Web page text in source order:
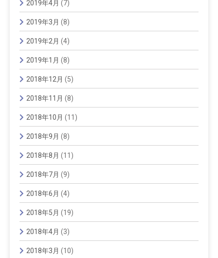
2019年4月 (7)
2019年3月 (8)
2019年2月 (4)
2019年1月 (8)
2018年12月 (5)
2018年11月 (8)
2018年10月 (11)
2018年9月 (8)
2018年8月 (11)
2018年7月 (9)
2018年6月 (4)
2018年5月 (19)
2018年4月 (3)
2018年3月 (10)